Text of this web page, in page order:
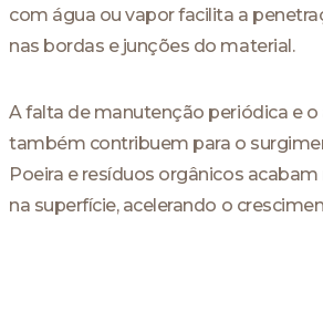
com água ou vapor facilita a
nas bordas e junções do material.
A falta de manutenção periódica e o
também contribuem para o
Poeira e resíduos orgânicos
na superfície, acelerando o